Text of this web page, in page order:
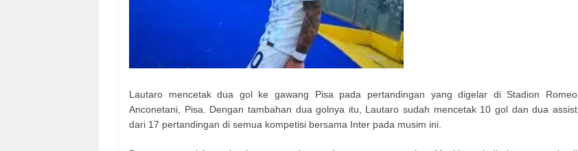
Lautaro mencetak dua gol ke gawang Pisa pada pertandingan yang digelar di Stadion Romeo
Anconetani, Pisa. Dengan tambahan dua golnya itu, Lautaro sudah mencetak 10 gol dan dua assist
dari 17 pertandingan di semua kompetisi bersama Inter pada musim ini.